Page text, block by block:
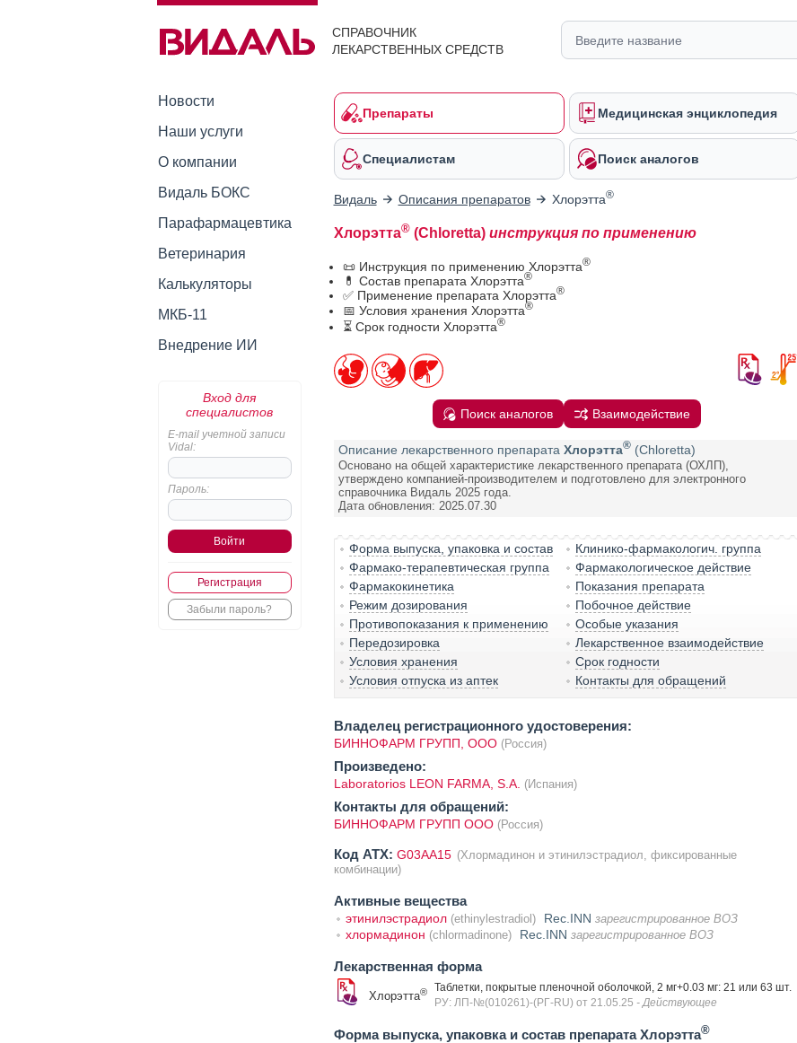
СПРАВОЧНИК
ЛЕКАРСТВЕННЫХ СРЕДСТВ
Новости
Наши услуги
О компании
Видаль БОКС
Парафармацевтика
Ветеринария
Калькуляторы
МКБ-11
Внедрение ИИ
Вход для
специалистов
E-mail учетной записи
Vidal:
Пароль:
Регистрация
Забыли пароль?
Препараты Медицинская энциклопедия
Специалистам Поиск аналогов
Видаль Описания препаратов Хлорэтта®
Хлорэтта®(Chloretta) инструкция по применению
📜 Инструкция по применению Хлорэтта®
💊 Состав препарата Хлорэтта®
✅ Применение препарата Хлорэтта®
📅 Условия хранения Хлорэтта®
⏳ Срок годности Хлорэтта®
Поиск аналогов Взаимодействие
Описание лекарственного препарата Хлорэтта® (Chloretta)
Основано на общей характеристике лекарственного препарата (ОХЛП),
утверждено компанией-производителем и подготовлено для электронного
справочника Видаль 2025 года.
Дата обновления: 2025.07.30
Форма выпуска, упаковка и состав
Клинико-фармакологич. группа
Фармако-терапевтическая группа
Фармакологическое действие
Фармакокинетика
Показания препарата
Режим дозирования
Побочное действие
Противопоказания к применению
Особые указания
Передозировка
Лекарственное взаимодействие
Условия хранения
Срок годности
Условия отпуска из аптек
Контакты для обращений
Владелец регистрационного удостоверения:
БИННОФАРМ ГРУПП, ООО (Россия)
Произведено:
Laboratorios LEON FARMA, S.A. (Испания)
Контакты для обращений:
БИННОФАРМ ГРУПП ООО (Россия)
Код ATX: G03AA15 (Хлормадинон и этинилэстрадиол, фиксированные
комбинации)
Активные вещества
этинилэстрадиол (ethinylestradiol) Rec.INN зарегистрированное ВОЗ
хлормадинон (chlormadinone) Rec.INN зарегистрированное ВОЗ
Лекарственная форма
Хлорэтта®
Таблетки, покрытые пленочной оболочкой, 2 мг+0.03 мг: 21 или 63 шт.
РУ: ЛП-№(010261)-(РГ-RU) от 21.05.25 - Действующее
Форма выпуска, упаковка и состав препарата Хлорэтта®